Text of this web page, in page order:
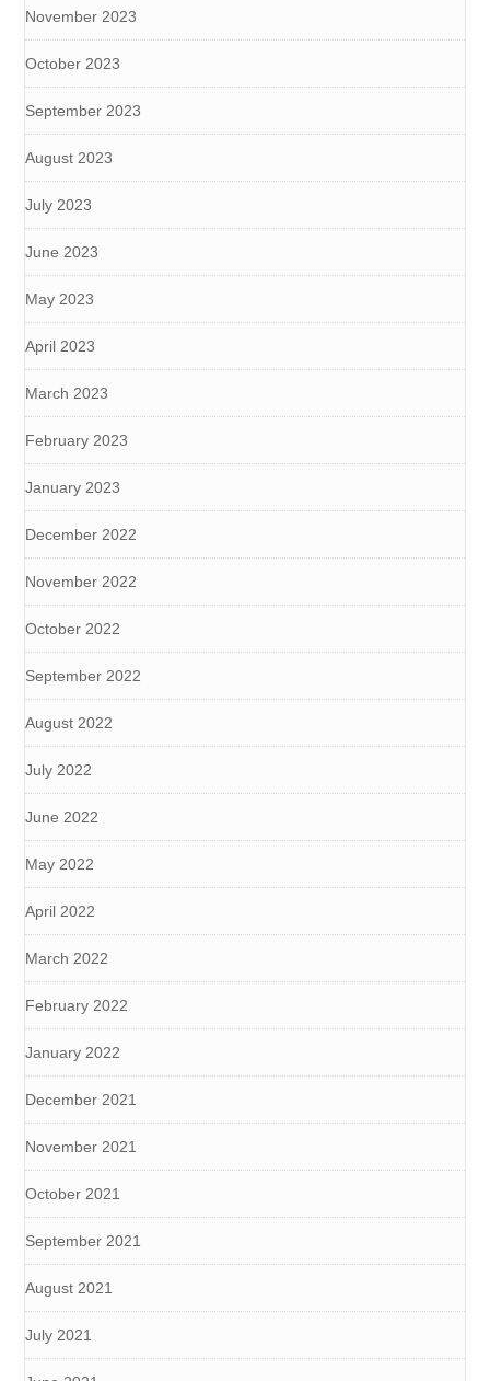
November 2023
October 2023
September 2023
August 2023
July 2023
June 2023
May 2023
April 2023
March 2023
February 2023
January 2023
December 2022
November 2022
October 2022
September 2022
August 2022
July 2022
June 2022
May 2022
April 2022
March 2022
February 2022
January 2022
December 2021
November 2021
October 2021
September 2021
August 2021
July 2021